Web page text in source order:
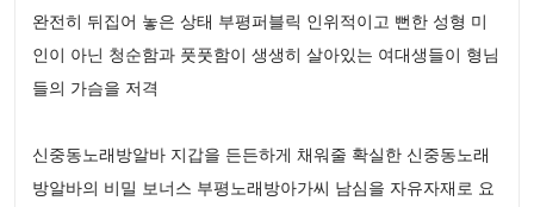
완전히 뒤집어 놓은 상태 부평퍼블릭 인위적이고 뻔한 성형 미
인이 아닌 청순함과 풋풋함이 생생히 살아있는 여대생들이 형님
들의 가슴을 저격
신중동노래방알바 지갑을 든든하게 채워줄 확실한 신중동노래
방알바의 비밀 보너스 부평노래방아가씨 남심을 자유자재로 요